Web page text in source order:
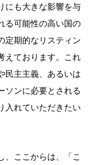
にも大きな影響を与
る可能性の高い国の
定期的なリスティン
えております。これ
民主主義、あるいは
ソンに必要とされる
入れていただきたい
、ここからは、「こ